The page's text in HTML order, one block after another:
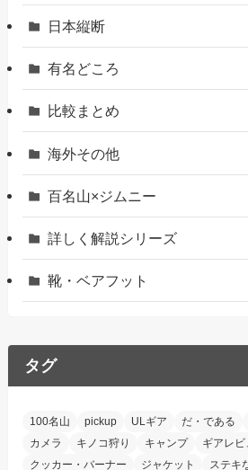
日本縦断
有名どころ
比較まとめ
海外その他
百名山×ジムニー
詳しく解説シリーズ
靴・ベアフット
タグ
100名山 pickup ULギア だ・である
カメラ
キノコ狩り キャンプ
ギアレビ
クッカー・バーナー
ジャケット ステキ